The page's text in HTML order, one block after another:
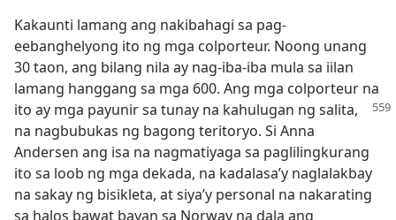
Kakaunti lamang ang nakibahagi sa pag-
eebanghelyong ito ng mga colporteur. Noong unang
30 taon, ang bilang nila ay nag-iba-iba mula sa iilan
lamang hanggang sa mga 600. Ang mga colporteur na
ito ay mga payunir sa tunay na kahulugan ng salita,
na nagbubukas ng bagong teritoryo. Si Anna
Andersen ang isa na nagmatiyaga sa paglilingkurang
ito sa loob ng mga dekada, na kadalasa’y naglalakbay
na sakay ng bisikleta, at siya’y personal na nakarating
sa halos bawat bayan sa Norway na dala ang